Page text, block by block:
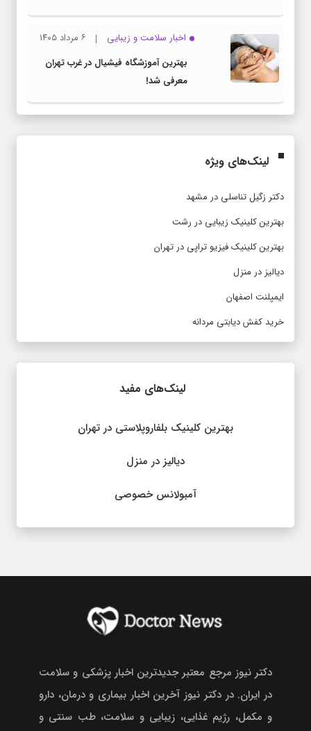
اخبار سلامت و زیبایی
۶ مرداد ۱۴۰۵
بهترین آموزشگاه فیشیال در غرب تهران
معرفی شد!
لینک‌های ویژه
دکتر زگیل تناسلی در مشهد
بهترین کلینیک زیبایی در رشت
بهترین کلینیک فیزیو تراپی در تهران
دیالیز در منزل
ایمپلنت اصفهان
خرید کفش دیابتی مردانه
لینک‌های مفید
بهترین کلینیک بلفاروپلاستی در تهران
دیالیز در منزل
آمبولانس خصوصی
دکتر نیوز مرجع معتبر جدیدترین اخبار پزشکی و سلامت
در ایران. در دکتر نیوز آخرین اخبار بیماری و درمان، دارو
و مکمل، رژیم غذایی، زیبایی و سلامت، طب سنتی و